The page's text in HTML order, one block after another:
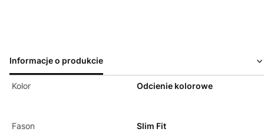
Informacje o produkcie
Kolor Odcienie kolorowe
Fason Slim Fit